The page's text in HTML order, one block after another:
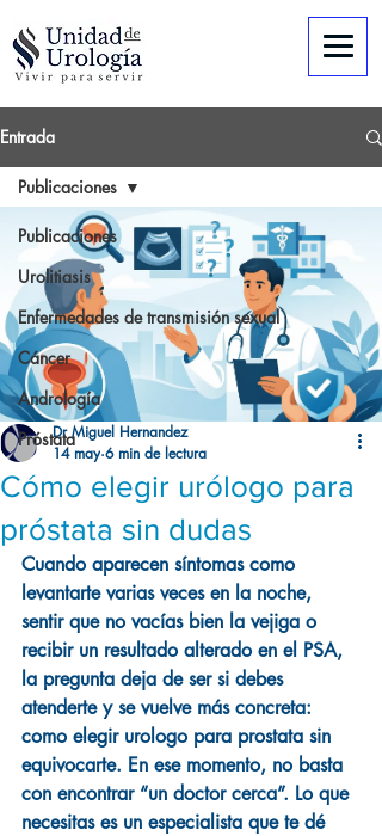
Entrada
Publicaciones
Urolitiasis
Enfermedades de transmisión sexual
Cáncer
Andrología
Próstata
Publicaciones
Cómo elegir urólogo para
próstata sin dudas
Dr Miguel Hernandez
14 may 6 min de lectura
Cuando aparecen síntomas como
levantarte varias veces en la noche,
sentir que no vacías bien la vejiga o
recibir un resultado alterado en el PSA,
la pregunta deja de ser si debes
atenderte y se vuelve más concreta:
como elegir urologo para prostata sin
equivocarte. En ese momento, no basta
con encontrar “un doctor cerca”. Lo que
necesitas es un especialista que te dé